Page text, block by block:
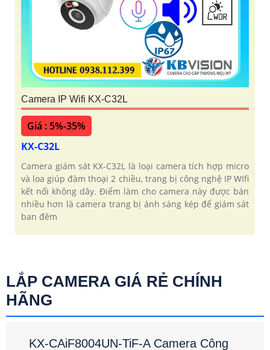
Camera IP Wifi KX-C32L
Giá : 5%-35%
KX-C32L
Camera giám sát KX-C32L là loại camera tích hợp micro
và loa giúp đàm thoại 2 chiều, trang bị công nghệ IP WIfi
kết nối không dây. Điểm làm cho camera này được bán
nhiều hơn là camera trang bị ánh sáng kép để giám sát
ban đêm
LẮP CAMERA GIÁ RẺ CHÍNH
HÃNG
KX-CAiF8004UN-TiF-A Camera Công